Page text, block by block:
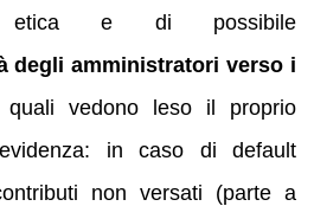
etica e di possibile
degli amministratori verso i
vedono leso il proprio
in caso di default
non versati (parte a